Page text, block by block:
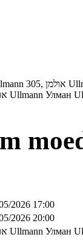
305, אולמן
Ullmann Улман
2026 17:00
2026 20:00
Ullmann Улман